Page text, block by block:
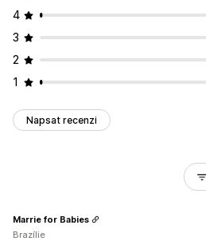
4
3
2
1
Napsat recenzi
Marrie for Babies
Brazílie